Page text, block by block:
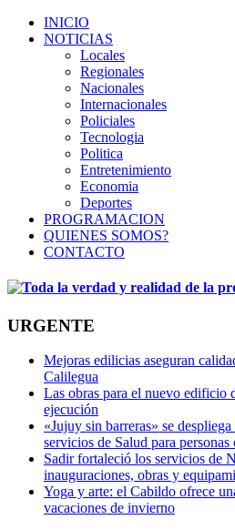
INICIO
NOTICIAS
Locales
Regionales
Nacionales
Internacionales
Policiales
Tecnologia
Politica
Entretenimiento
Economia
Deportes
PROGRAMACION
QUIENES SOMOS?
CONTACTO
URGENTE
Mejoras edilicias aseguran
Calilegua
Las obras para el nuevo edificio
ejecución
«Jujuy sin barreras» se
servicios de Salud para personas
Sadir fortaleció los servicios de
inauguraciones, obras y
Yoga y arte: el Cabildo ofrece
vacaciones de invierno